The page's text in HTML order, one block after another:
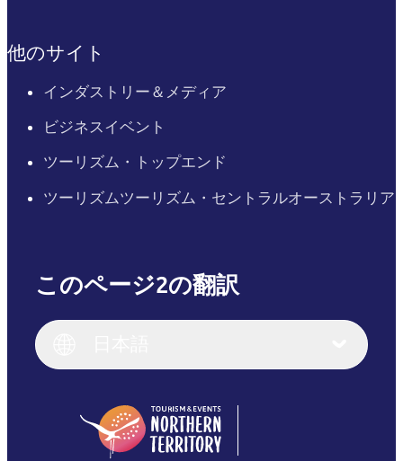
他のサイト
インダストリー＆メディア
ビジネスイベント
ツーリズム・トップエンド
ツーリズムツーリズム・セントラルオーストラリア
このページ2の翻訳
English (US)
English
(Singapore)
繁體中文